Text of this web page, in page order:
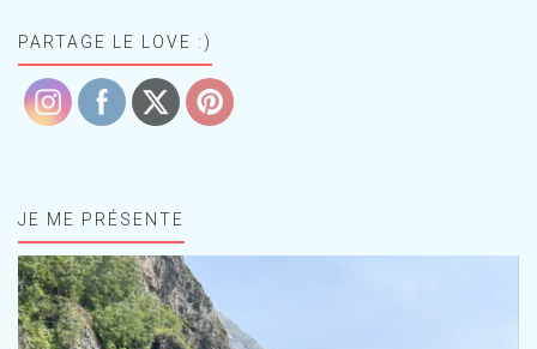
PARTAGE LE LOVE :)
JE ME PRÉSENTE